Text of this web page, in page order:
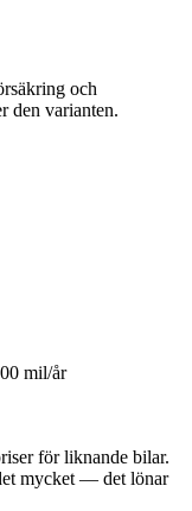
och
den varianten.
mil/år
för liknande bilar.
mycket — det lönar